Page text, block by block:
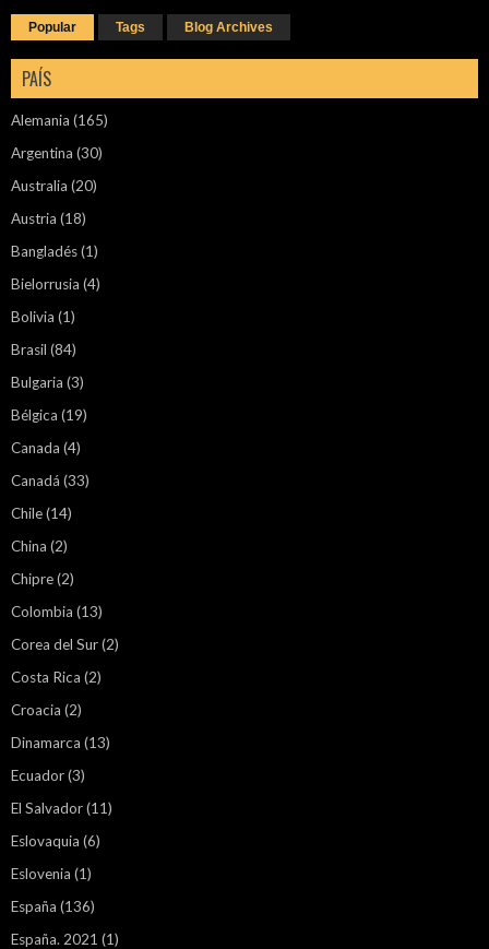
Popular Tags Blog Archives
PAÍS
Alemania (165)
Argentina (30)
Australia (20)
Austria (18)
Bangladés(1)
Bielorrusia (4)
Bolivia (1)
Brasil (84)
Bulgaria (3)
Bélgica (19)
Canada (4)
Canadá (33)
Chile(14)
China (2)
Chipre(2)
Colombia (13)
Corea del Sur(2)
Costa Rica (2)
Croacia (2)
Dinamarca (13)
Ecuador(3)
El Salvador(11)
Eslovaquia (6)
Eslovenia (1)
España (136)
España. 2021 (1)